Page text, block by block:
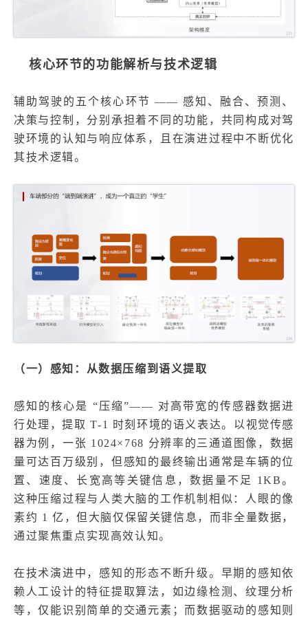
核心环节的功能解析与技术逻辑
辅助驾驶的五个核心环节 —— 感知、融合、预测、
决策与控制，分别承担着不同的功能，共同构成对驾
驶环境的认知与响应体系，且在演进过程中不断优化
其技术逻辑。
（一）感知：从数据压缩到语义提取
感知的核心是 “压缩”—— 对高带宽的传感器数据进
行处理，提取 T-1 时刻环境的语义表达。以视觉传感
器为例，一张 1024×768 分辨率的三通道图像，数据
量可达百万级别，但感知的最终输出通常是车辆的位
置、速度、长宽高等关键信息，数据量不足 1KB。
这种压缩过程与人类大脑的工作机制相似：人眼的像
素约 1 亿，但大脑仅保留关键信息，而非全量数据，
通过聚焦重点实现高效认知。
在技术演进中，感知的形态不断升级。早期的感知依
赖人工设计的特征提取算法，如边缘检测、纹理分析
等，仅能识别简单的交通元素；而数据驱动的感知则